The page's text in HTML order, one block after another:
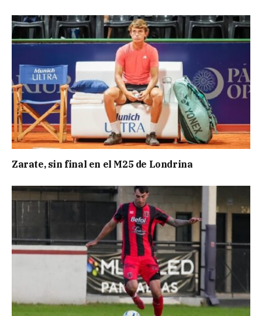
Zarate, sin final en el M25 de Londrina